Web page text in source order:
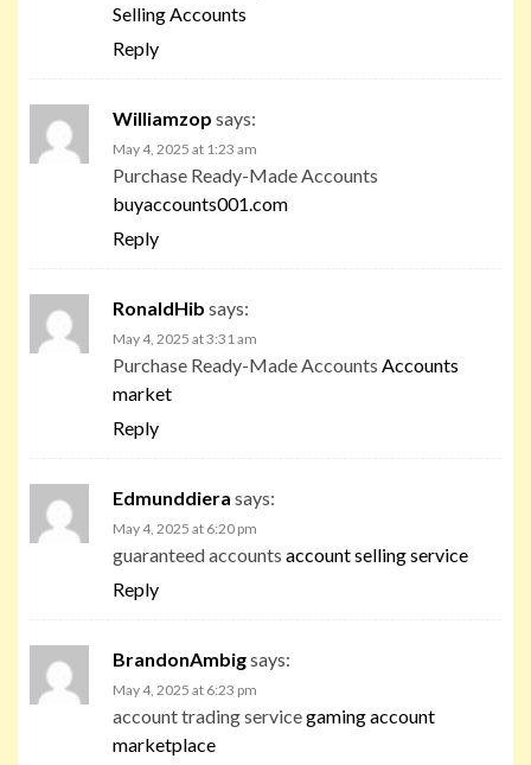
Selling Accounts
Reply
Williamzop says:
May 4, 2025 at 1:23 am
Purchase Ready-Made Accounts
buyaccounts001.com
Reply
RonaldHib says:
May 4, 2025 at 3:31 am
Purchase Ready-Made Accounts Accounts
market
Reply
Edmunddiera says:
May 4, 2025 at 6:20 pm
guaranteed accounts account selling service
Reply
BrandonAmbigsays:
May 4, 2025 at 6:23 pm
account trading servicegaming account
marketplace